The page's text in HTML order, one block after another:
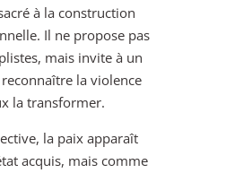
à la construction
Il ne propose pas
mais invite à un
la violence
la transformer.
la paix apparaît
acquis, mais comme